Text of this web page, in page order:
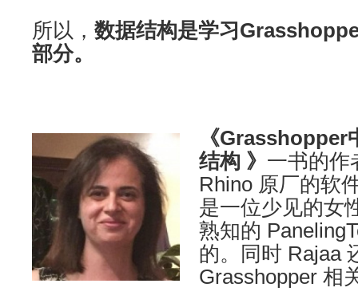
所以， 数据结构是学习
部分。
《Grasshopper
结构 》 一书的作
Rhino 原厂的软
是一位少见的女
熟知的
的。同时 Rajaa
Grasshopper 相